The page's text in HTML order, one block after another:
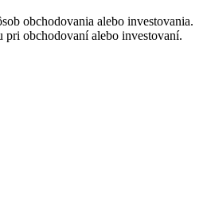
obchodovania alebo investovania.
obchodovaní alebo investovaní.